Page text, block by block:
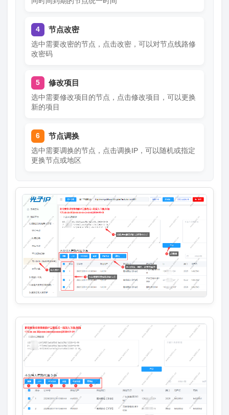
4 节点改密
选中需要改密的节点，点击改密，可以对节点线路修
改密码
5 修改项目
选中需要修改项目的节点，点击修改项目，可以更换
新的项目
6 节点调换
选中需要调换的节点，点击调换IP，可以随机或指定
更换节点或地区